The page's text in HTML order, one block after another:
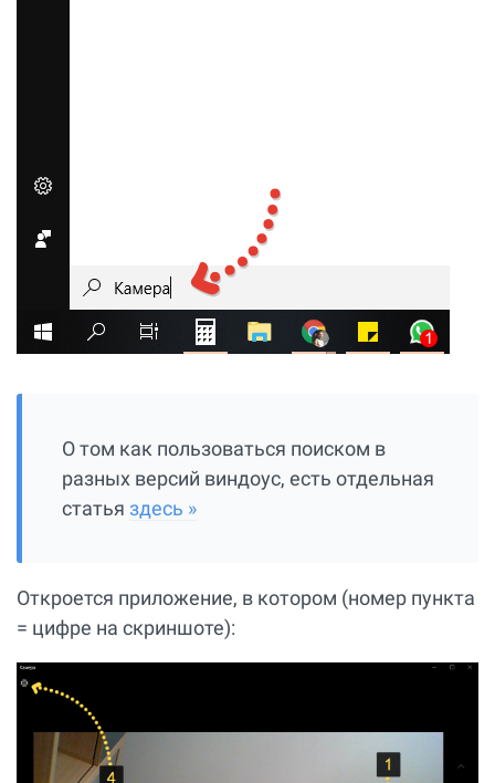
О том как пользоваться поиском в
разных версий виндоус, есть отдельная
статья здесь »
Откроется приложение, в котором (номер пункта
= цифре на скриншоте):